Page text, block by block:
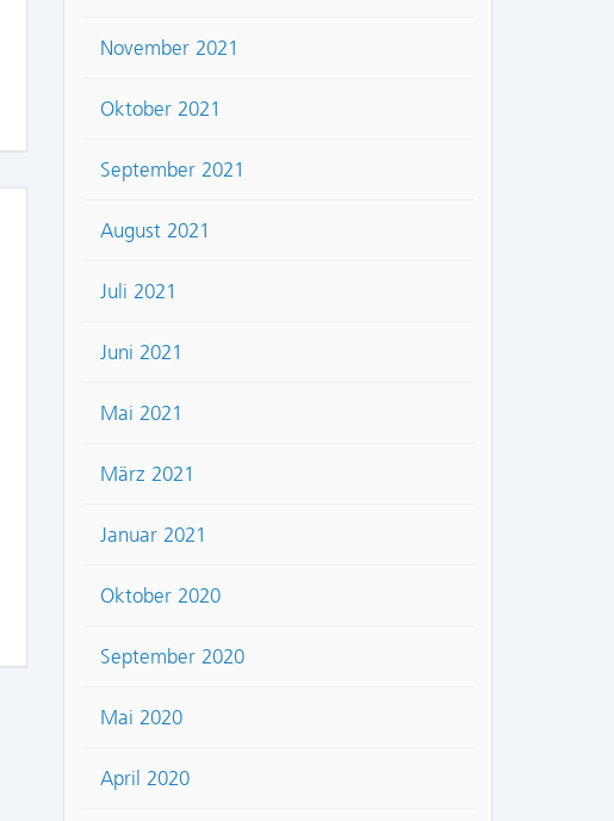
November 2021
Oktober 2021
September 2021
August 2021
Juli 2021
Juni 2021
Mai 2021
März 2021
Januar 2021
Oktober 2020
September 2020
Mai 2020
April 2020